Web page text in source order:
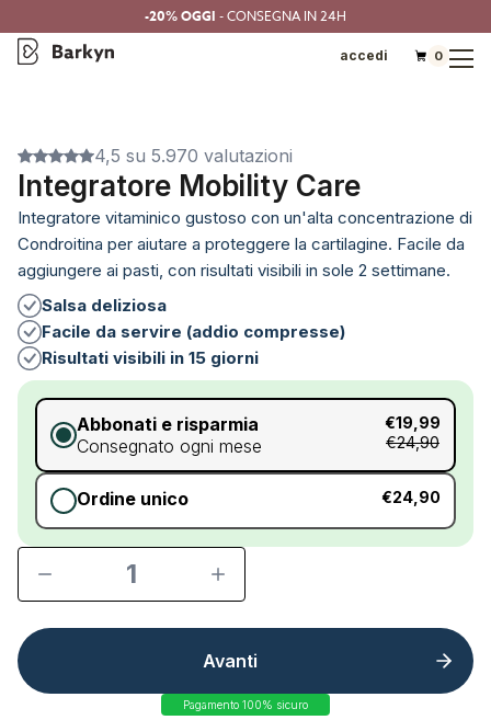
-20% OGGI - CONSEGNA IN 24H
accedi 0
4,5 su 5.970 valutazioni
Integratore Mobility Care
Integratore vitaminico gustoso con un'alta concentrazione di
Condroitina per aiutare a proteggere la cartilagine. Facile da
aggiungere ai pasti, con risultati visibili in sole 2 settimane.
Salsa deliziosa
Facile da servire (addio compresse)
Risultati visibili in 15 giorni
Abbonati e risparmia
Consegnato ogni mese
€19,99
€24,90
Ordine unico €24,90
1
Avanti
Pagamento 100% sicuro